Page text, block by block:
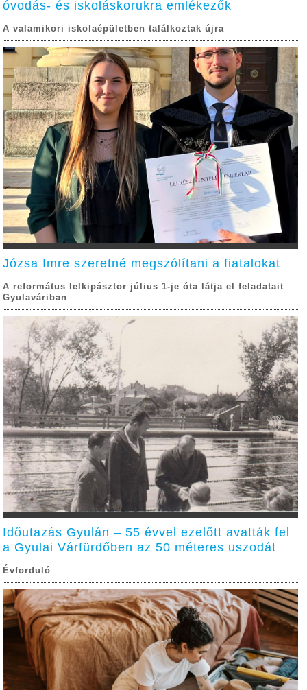
óvodás- és iskoláskorukra emlékezők
A valamikori iskolaépületben találkoztak újra
Józsa Imre szeretné megszólítani a fiatalokat
A református lelkipásztor július 1-je óta látja el feladatait
Gyulaváriban
Időutazás Gyulán – 55 évvel ezelőtt avatták fel
a Gyulai Várfürdőben az 50 méteres uszodát
Évforduló